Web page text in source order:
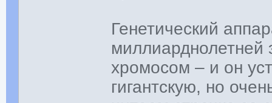
Генетический
хромосом – и он
гигантскую, но